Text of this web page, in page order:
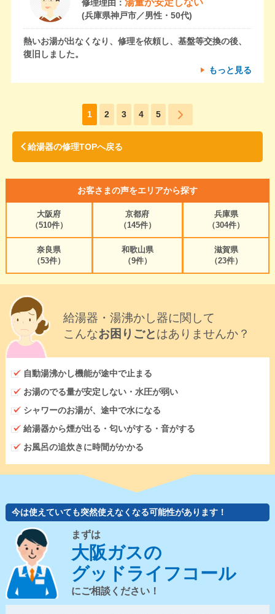
修理理由：
(兵庫県神戸市／男性・50代)
熱いお湯が出なくなり、修理を依頼し、基盤等交換の後、
復旧しました。
もっと見る
1 2 3 4 5
給湯器の修理TOPへ戻る
お客さまの声をエリアから探す
大阪府
（510件）
京都府
（145件）
兵庫県
（304件）
奈良県
（53件）
和歌山県
（9件）
滋賀県
（23件）
給湯器・湯沸かし器に関して
こんなお困りごとはありませんか？
自動湯沸かし機能が途中で止まる
お湯のでる量が安定しない・水圧が弱い
シャワーのお湯が、途中で水になる
給湯器から煙が出る・匂いがする・音がする
お風呂の追炊きに時間がかかる
今は使えていても突然使えなくなる可能性があります！
まずは
大阪ガスの
グッドライフコール
にご相談ください！